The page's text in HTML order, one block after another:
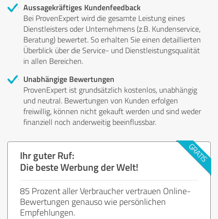
Aussagekräftiges Kundenfeedback
Bei ProvenExpert wird die gesamte Leistung eines
Dienstleisters oder Unternehmens (z.B. Kundenservice,
Beratung) bewertet. So erhalten Sie einen detaillierten
Überblick über die Service- und Dienstleistungsqualität
in allen Bereichen.
Unabhängige Bewertungen
ProvenExpert ist grundsätzlich kostenlos, unabhängig
und neutral. Bewertungen von Kunden erfolgen
freiwillig, können nicht gekauft werden und sind weder
finanziell noch anderweitig beeinflussbar.
Ihr guter Ruf:
Die beste Werbung der Welt!
85 Prozent aller Verbraucher vertrauen Online-
Bewertungen genauso wie persönlichen
Empfehlungen.